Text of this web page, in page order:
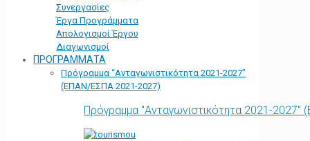
Συνεργασίες
Έργα Προγράμματα
Απολογισμοί Έργου
Διαγωνισμοί
ΠΡΟΓΡΑΜΜΑΤΑ
Πρόγραμμα “Ανταγωνιστικότητα 2021-2027”
(ΕΠΑΝ/ΕΣΠΑ 2021-2027)
Πρόγραμμα "Ανταγωνιστικότητα 2021-